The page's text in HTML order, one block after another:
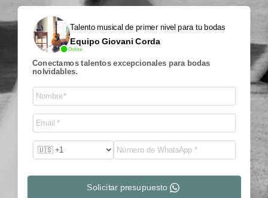
Online
Talento musical de primer nivel para tu bodas
Equipo Giovani Corda
Conectamos talentos excepcionales para bodas
nolvidables.
Solicitar presupuesto